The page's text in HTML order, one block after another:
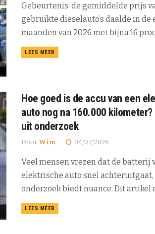
Gebeurtenis: de gemiddelde prijs
gebruikte dieselauto’s daalde in de
maanden van 2026 met bijna 16
LEES MEER
Hoe goed is de accu van een
auto nog na 160.000
uit onderzoek
Door Wim 04/07/2026
Veel mensen vrezen dat de batterij
elektrische auto snel
onderzoek biedt nuance. Dit artikel
LEES MEER